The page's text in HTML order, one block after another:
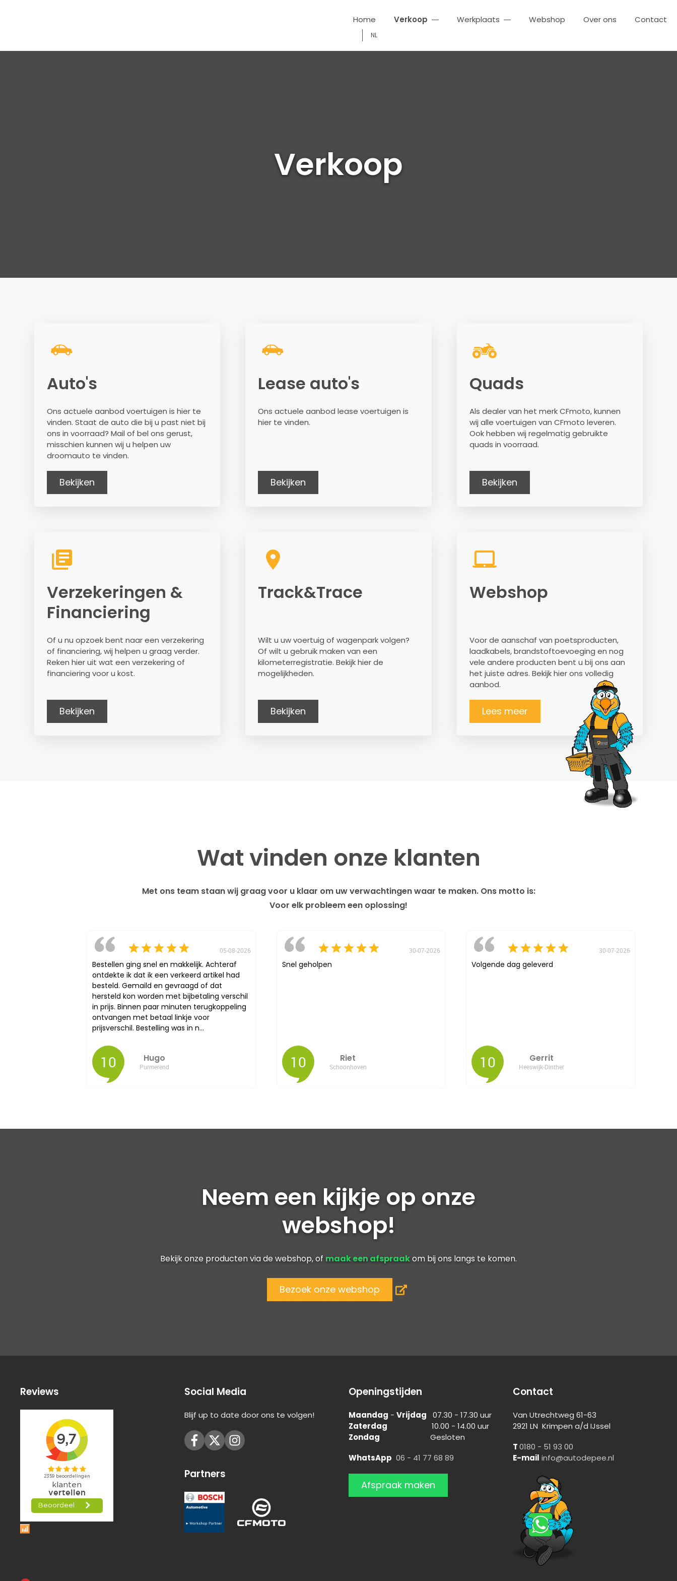
Home Verkoop Werkplaats Webshop Over ons Contact
NL
Verkoop
Auto's
Ons actuele aanbod voertuigen is hier te
vinden. Staat de auto die bij u past niet bij
ons in voorraad? Mail of bel ons gerust,
misschien kunnen wij u helpen uw
droomauto te vinden.
Bekijken
Lease auto's
Ons actuele aanbod lease voertuigen is
hier te vinden.
Bekijken
Quads
Als dealer van het merk CFmoto, kunnen
wij alle voertuigen van CFmoto leveren.
Ook hebben wij regelmatig gebruikte
quads in voorraad.
Bekijken
Verzekeringen &
Financiering
Of u nu opzoek bent naar een verzekering
of financiering, wij helpen u graag verder.
Reken hier uit wat een verzekering of
financiering voor u kost.
Bekijken
Track&Trace
Wilt u uw voertuig of wagenpark volgen?
Of wilt u gebruik maken van een
kilometerregistratie. Bekijk hier de
mogelijkheden.
Bekijken
Webshop
Voor de aanschaf van poetsproducten,
laadkabels, brandstoftoevoeging en nog
vele andere producten bent u bij ons aan
het juiste adres. Bekijk hier ons volledig
aanbod.
Lees meer
Wat vinden onze klanten
Met ons team staan wij graag voor u klaar om uw verwachtingen waar te maken. Ons motto is:
Voor elk probleem een oplossing!
05-08-2026
Bestellen ging snel en makkelijk. Achteraf
ontdekte ik dat ik een verkeerd artikel had
besteld. Gemaild en gevraagd of dat
hersteld kon worden met bijbetaling verschil
in prijs. Binnen paar minuten terugkoppeling
ontvangen met betaal linkje voor
prijsverschil. Bestelling was in n...
10 Hugo
Purmerend
30-07-2026
Snel geholpen
10 Riet
Schoonhoven
30-07-2026
Volgende dag geleverd
10 Gerrit
Heeswijk-Dinther
Neem een kijkje op onze
webshop!
Bekijk onze producten via de webshop, of maak een afspraakom bij ons langs te komen.
Bezoek onze webshop
Reviews Social Media
Blijf up to date door ons te volgen!
Partners
Openingstijden
Maandag - Vrijdag 07.30 - 17.30 uur
Zaterdag 10.00 - 14.00 uur
Zondag Gesloten
WhatsApp 06 - 41 77 68 89
Afspraak maken
Contact
Van Utrechtweg 61-63
2921 LN Krimpen a/d IJssel
T0180 - 51 93 00
E-mail info@autodepee.nl